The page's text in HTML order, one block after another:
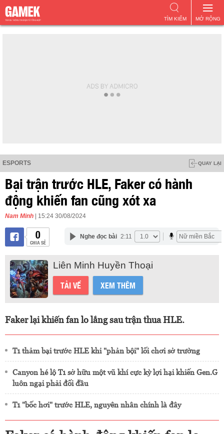
MỞ RỘNG
TÌM KIẾM
ESPORTS QUAY LẠI
Bại trận trước HLE, Faker có hành
động khiến fan cũng xót xa
Nam Minh | 15:24 30/08/2024
0
CHIA SẺ
Nghe đọc bài 2:11
Liên Minh Huyền Thoại
TẢI VỀ XEM THÊM
Faker lại khiến fan lo lắng sau trận thua HLE.
T1 thảm bại trước HLE khi "phản bội" lối chơi sở trường
Canyon hé lộ T1 sở hữu một vũ khí cực kỳ lợi hại khiến Gen.G
luôn ngại phải đối đầu
T1 "bốc hơi" trước HLE, nguyên nhân chính là đây